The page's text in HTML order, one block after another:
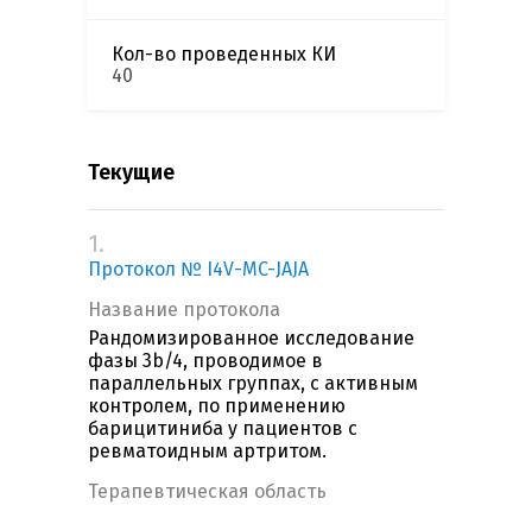
Кол-во проведенных КИ
40
Текущие
1.
Протокол № I4V-MC-JAJA
Название протокола
Рандомизированное исследование
фазы 3b/4, проводимое в
параллельных группах, с активным
контролем, по применению
барицитиниба у пациентов с
ревматоидным артритом.
Терапевтическая область